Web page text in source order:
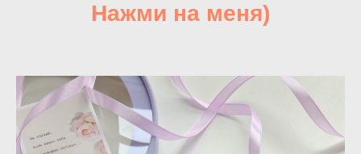
Нажми на меня)